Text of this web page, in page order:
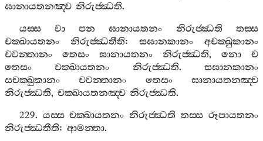
ඝානායතනඤ‍්ච නිරුජ‍්ඣති.
යස‍්ස
වා පන ඝානායතනං නිරුජ‍්ඣති
තස‍්ස
චක‍්ඛායතනං
නිරුජ‍්ඣතීති:සඝානකානං
අචක‍්ඛුකානං
චවන‍්තානං
තෙසං ඝානායතනං නිරුජ‍්ඣති, නො
ච
තෙසං
චක‍්ඛායතනං නිරුජ‍්ඣති.සඝානකානං
සචක‍්ඛුකානං
චවන‍්තානං තෙසං
ඝානායතනඤ‍්ච
නිරුජ‍්ඣති, චක‍්ඛායතනඤ‍්ච නිරුජ‍්ඣති.
229. යස‍්ස චක‍්ඛායතනං නිරුජ‍්ඣති තස‍්ස රූපායතනං
නිරුජ‍්ඣතීති: ආමන‍්තා.